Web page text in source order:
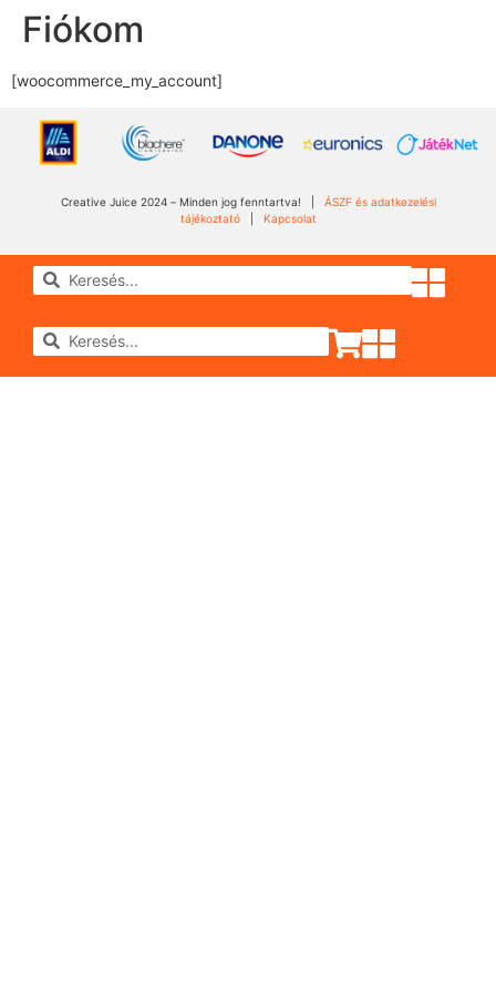
Fiókom
[woocommerce_my_account]
Creative Juice 2024 – Minden jog fenntartva! | ÁSZF és adatkezelési
tájékoztató| Kapcsolat